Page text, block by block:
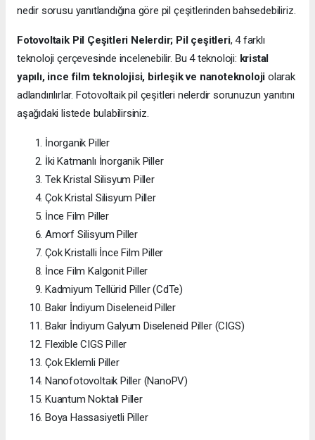
nedir sorusu yanıtlandığına göre pil çeşitlerinden bahsedebiliriz.
Fotovoltaik Pil Çeşitleri Nelerdir; Pil çeşitleri, 4 farklı
teknoloji çerçevesinde incelenebilir. Bu 4 teknoloji: kristal
yapılı, ince film teknolojisi, birleşik ve nanoteknoloji olarak
adlandırılırlar. Fotovoltaik pil çeşitleri nelerdir sorunuzun yanıtını
aşağıdaki listede bulabilirsiniz.
İnorganik Piller
İki Katmanlı İnorganik Piller
Tek Kristal Silisyum Piller
Çok Kristal Silisyum Piller
İnce Film Piller
Amorf Silisyum Piller
Çok Kristalli İnce Film Piller
İnce Film Kalgonit Piller
Kadmiyum Tellürid Piller (CdTe)
Bakır İndiyum Diseleneid Piller
Bakır İndiyum Galyum Diseleneid Piller (CIGS)
Flexible CIGS Piller
Çok Eklemli Piller
Nanofotovoltaik Piller (NanoPV)
Kuantum Noktalı Piller
Boya Hassasiyetli Piller